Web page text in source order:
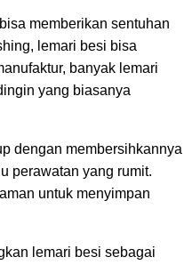
memberikan sentuhan
lemari besi bisa
banyak lemari
yang biasanya
dengan membersihkannya
perawatan yang rumit.
untuk menyimpan
lemari besi sebagai